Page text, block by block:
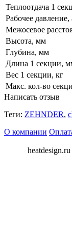
Теплоотдача 1
Рабочее давление,
Межосевое
Высота, мм
Глубина, мм
Длина 1 секции,
Вес 1 секции, кг
Макс. кол-во
Написать отзыв
Теги: ZEHNDER,
О компании